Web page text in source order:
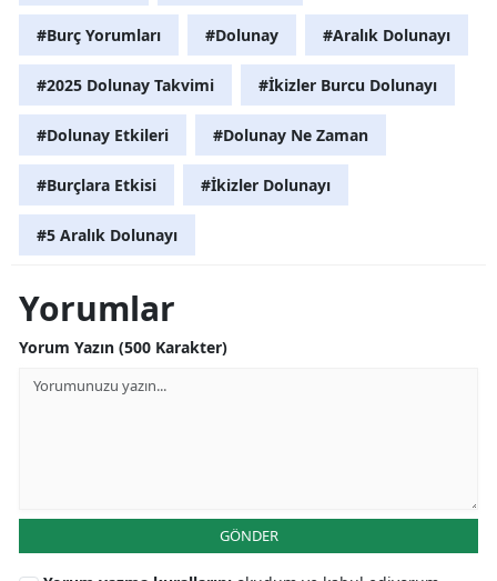
#Burç Yorumları #Dolunay #Aralık Dolunayı
#2025 Dolunay Takvimi #İkizler Burcu Dolunayı
#Dolunay Etkileri #Dolunay Ne Zaman
#Burçlara Etkisi #İkizler Dolunayı
#5 Aralık Dolunayı
Yorumlar
Yorum Yazın (500 Karakter)
GÖNDER